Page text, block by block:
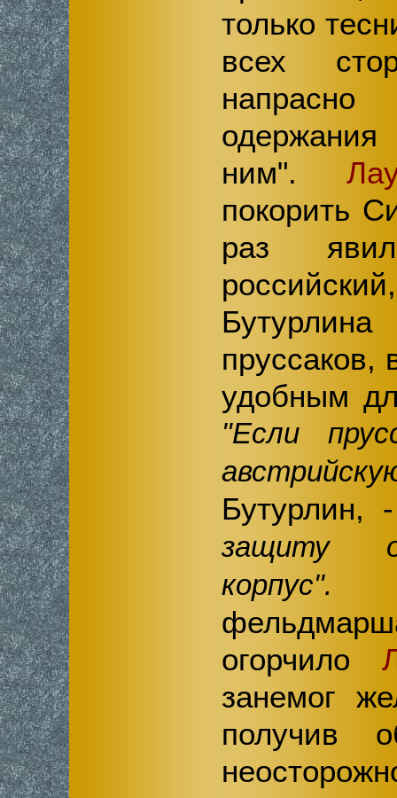
только
всех
одержания
ним".
покорить
раз
пруссаков,
удобным
"Если
защиту
корпус".
огорчило
занемог
получив